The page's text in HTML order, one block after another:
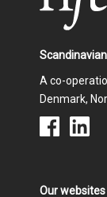
A co-
Denmark,
Our websites